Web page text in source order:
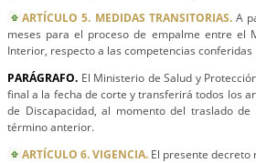
ARTÍCULO 5. MEDIDAS TRANSITORIAS.A
meses para el proceso de empalme entre el
Interior, respecto a las competencias conferidas
PARÁGRAFO. El Ministerio de Salud y
final a la fecha de corte y transferirá todos los
de Discapacidad, al momento del traslado
término anterior.
ARTÍCULO 6. VIGENCIA. El presente decreto